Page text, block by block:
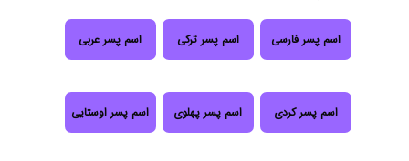
اسم پسر فارسی اسم پسر ترکی اسم پسر عربی
اسم پسر کردی اسم پسر پهلوی اسم پسر اوستایی